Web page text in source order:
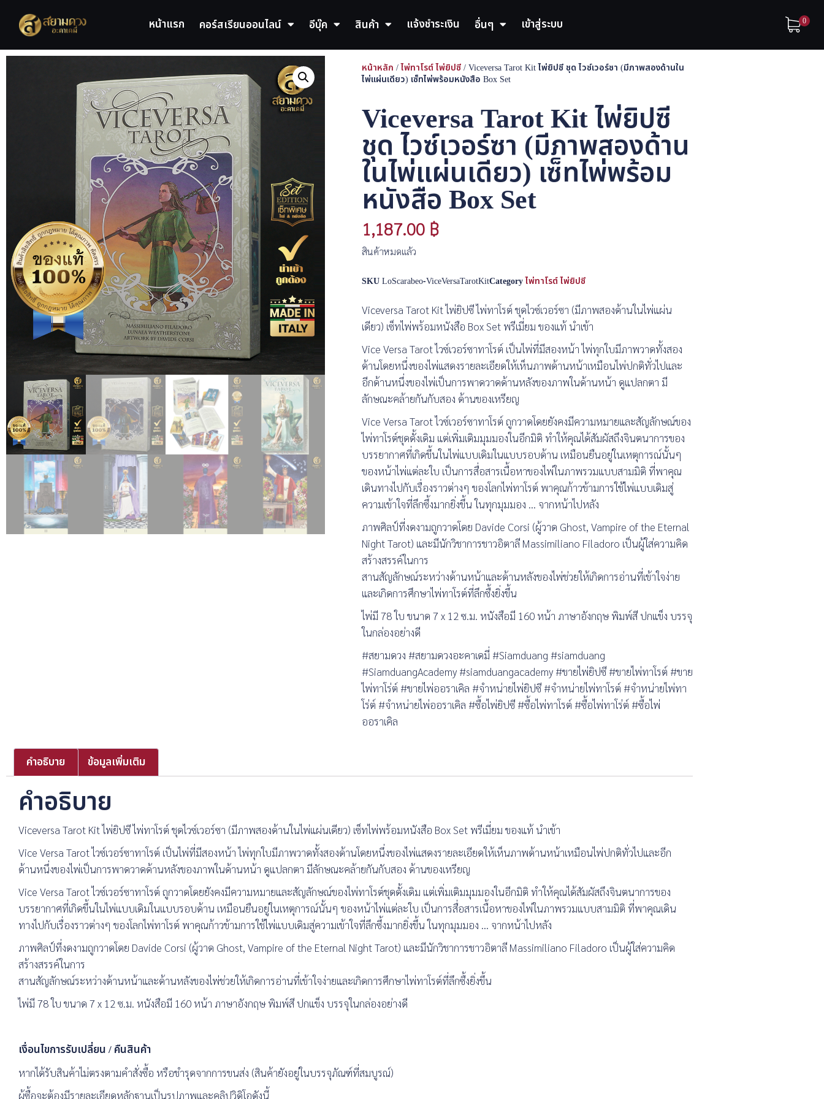
หน้าแรก คอร์สเรียนออนไลน์ อีบุ๊ค สินค้า แจ้งชำระเงิน อื่นๆ เข้าสู่ระบบ 0
หน้าหลัก /ไพ่ทาโรต์ ไพ่ยิปซี/ Viceversa Tarot Kit ไพ่ยิปซี ชุด ไวซ์เวอร์ซา (มีภาพสองด้านใน
ไพ่แผ่นเดียว) เซ็ทไพ่พร้อมหนังสือ Box Set
Viceversa Tarot Kit ไพ่ยิปซี
ชุด ไวซ์เวอร์ซา (มีภาพสองด้าน
ในไพ่แผ่นเดียว) เซ็ทไพ่พร้อม
หนังสือ Box Set
1,187.00 ฿
สินค้าหมดแล้ว
SKULoScarabeo-ViceVersaTarotKitCategoryไพ่ทาโรต์ ไพ่ยิปซี
Viceversa Tarot Kit ไพ่ยิปซี ไพ่ทาโรต์ ชุดไวซ์เวอร์ซา (มีภาพสองด้านในไพ่แผ่น
เดียว) เซ็ทไพ่พร้อมหนังสือ Box Set พรีเมี่ยม ของแท้ นำเข้า
Vice Versa Tarot ไวซ์เวอร์ซาทาโรต์ เป็นไพ่ที่มีสองหน้า ไพ่ทุกใบมีภาพวาดทั้งสอง
ด้านโดยหนึ่งของไพ่แสดงรายละเอียดให้เห็นภาพด้านหน้าเหมือนไพ่ปกติทั่วไปและ
อีกด้านหนึ่งของไพ่เป็นการพาดวาดด้านหลังของภาพในด้านหน้า ดูแปลกตา มี
ลักษณะคล้ายกันกับสอง ด้านของเหรียญ
Vice Versa Tarot ไวซ์เวอร์ซาทาโรต์ ถูกวาดโดยยังคงมีความหมายและสัญลักษณ์ของ
ไพ่ทาโรต์ชุดดั้งเดิม แต่เพิ่มเติมมุมมองในอีกมิติ ทำให้คุณได้สัมผัสถึงจินตนาการของ
บรรยากาศที่เกิดขึ้นในไพ่แบบเดิมในแบบรอบด้าน เหมือนยืนอยู่ในเหตุการณ์นั้นๆ
ของหน้าไพ่แต่ละใบ เป็นการสื่อสารเนื้อหาของไพ่ในภาพรวมแบบสามมิติ ที่พาคุณ
เดินทางไปกับเรื่องราวต่างๆ ของโลกไพ่ทาโรต์ พาคุณก้าวข้ามการใช้ไพ่แบบเดิมสู่
ความเข้าใจที่ลึกซึ้งมากยิ่งขึ้น ในทุกมุมมอง … จากหน้าไปหลัง
ภาพศิลป์ที่งดงามถูกวาดโดย Davide Corsi (ผู้วาด Ghost, Vampire of the Eternal
Night Tarot) และมีนักวิชาการชาวอิตาลี Massimiliano Filadoro เป็นผู้ใส่ความคิด
สร้างสรรค์ในการ
สานสัญลักษณ์ระหว่างด้านหน้าและด้านหลังของไพ่ช่วยให้เกิดการอ่านที่เข้าใจง่าย
และเกิดการศึกษาไพ่ทาโรต์ที่ลึกซื้งยิ่งขึ้น
ไพ่มี 78 ใบ ขนาด 7 x 12 ซ.ม. หนังสือมี 160 หน้า ภาษาอังกฤษ พิมพ์สี ปกแข็ง บรรจุ
ในกล่องอย่างดี
#สยามดวง #สยามดวงอะคาเดมี่ #Siamduang #siamduang
#SiamduangAcademy #siamduangacademy #ขายไพ่ยิปซี #ขายไพ่ทาโรต์ #ขาย
ไพ่ทาโร่ต์ #ขายไพ่ออราเคิล #จำหน่ายไพ่ยิปซี #จำหน่ายไพ่ทาโรต์ #จำหน่ายไพ่ทา
โร่ต์ #จำหน่ายไพ่ออราเคิล #ซื้อไพ่ยิปซี #ซื้อไพ่ทาโรต์ #ซื้อไพ่ทาโร่ต์ #ซื้อไพ่
ออราเคิล
คำอธิบาย ข้อมูลเพิ่มเติม
คำอธิบาย
Viceversa Tarot Kit ไพ่ยิปซี ไพ่ทาโรต์ ชุดไวซ์เวอร์ซา (มีภาพสองด้านในไพ่แผ่นเดียว) เซ็ทไพ่พร้อมหนังสือ Box Set พรีเมี่ยม ของแท้ นำเข้า
Vice Versa Tarot ไวซ์เวอร์ซาทาโรต์ เป็นไพ่ที่มีสองหน้า ไพ่ทุกใบมีภาพวาดทั้งสองด้านโดยหนึ่งของไพ่แสดงรายละเอียดให้เห็นภาพด้านหน้าเหมือนไพ่ปกติทั่วไปและอีก
ด้านหนึ่งของไพ่เป็นการพาดวาดด้านหลังของภาพในด้านหน้า ดูแปลกตา มีลักษณะคล้ายกันกับสอง ด้านของเหรียญ
Vice Versa Tarot ไวซ์เวอร์ซาทาโรต์ ถูกวาดโดยยังคงมีความหมายและสัญลักษณ์ของไพ่ทาโรต์ชุดดั้งเดิม แต่เพิ่มเติมมุมมองในอีกมิติ ทำให้คุณได้สัมผัสถึงจินตนาการของ
บรรยากาศที่เกิดขึ้นในไพ่แบบเดิมในแบบรอบด้าน เหมือนยืนอยู่ในเหตุการณ์นั้นๆ ของหน้าไพ่แต่ละใบ เป็นการสื่อสารเนื้อหาของไพ่ในภาพรวมแบบสามมิติ ที่พาคุณเดิน
ทางไปกับเรื่องราวต่างๆ ของโลกไพ่ทาโรต์ พาคุณก้าวข้ามการใช้ไพ่แบบเดิมสู่ความเข้าใจที่ลึกซึ้งมากยิ่งขึ้น ในทุกมุมมอง … จากหน้าไปหลัง
ภาพศิลป์ที่งดงามถูกวาดโดย Davide Corsi (ผู้วาด Ghost, Vampire of the Eternal Night Tarot) และมีนักวิชาการชาวอิตาลี Massimiliano Filadoro เป็นผู้ใส่ความคิด
สร้างสรรค์ในการ
สานสัญลักษณ์ระหว่างด้านหน้าและด้านหลังของไพ่ช่วยให้เกิดการอ่านที่เข้าใจง่ายและเกิดการศึกษาไพ่ทาโรต์ที่ลึกซื้งยิ่งขึ้น
ไพ่มี 78 ใบ ขนาด 7 x 12 ซ.ม. หนังสือมี 160 หน้า ภาษาอังกฤษ พิมพ์สี ปกแข็ง บรรจุในกล่องอย่างดี
เงื่อนไขการรับเปลี่ยน / คืนสินค้า
หากได้รับสินค้าไม่ตรงตามคำสั่งซื้อ หรือชำรุดจากการขนส่ง (สินค้ายังอยู่ในบรรจุภัณฑ์ที่สมบูรณ์)
ผู้ซื้อจะต้องมีรายละเอียดหลักฐานเป็นรูปภาพและคลิปวิดิโอดังนี้